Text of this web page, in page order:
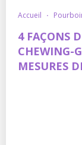
accueil ·
4 FAÇONS
CHEWING-
MESURES